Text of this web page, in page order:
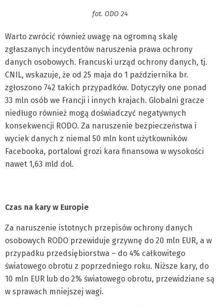
fot. ODO 24
Warto zwrócić również uwagę na ogromną skalę
zgłaszanych incydentów naruszenia prawa ochrony
danych osobowych. Francuski urząd ochrony danych, tj.
CNIL, wskazuje, że od 25 maja do 1 października br.
zgłoszono 742 takich przypadków. Dotyczyły one ponad
33 mln osób we Francji i innych krajach. Globalni gracze
niedługo również mogą doświadczyć negatywnych
konsekwencji RODO. Za naruszenie bezpieczeństwa i
wyciek danych z niemal 50 mln kont użytkowników
Facebooka, portalowi grozi kara finansowa w wysokości
nawet 1,63 mld dol.
Czas na kary w Europie
Za naruszenie istotnych przepisów ochrony danych
osobowych RODO przewiduje grzywnę do 20 mln EUR, a w
przypadku przedsiębiorstwa – do 4% całkowitego
światowego obrotu z poprzedniego roku. Niższe kary, do
10 mln EUR lub do 2% światowego obrotu, przewidziane są
w sprawach mniejszej wagi.